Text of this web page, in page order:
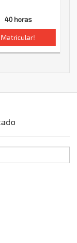
40 horas
Matricular!